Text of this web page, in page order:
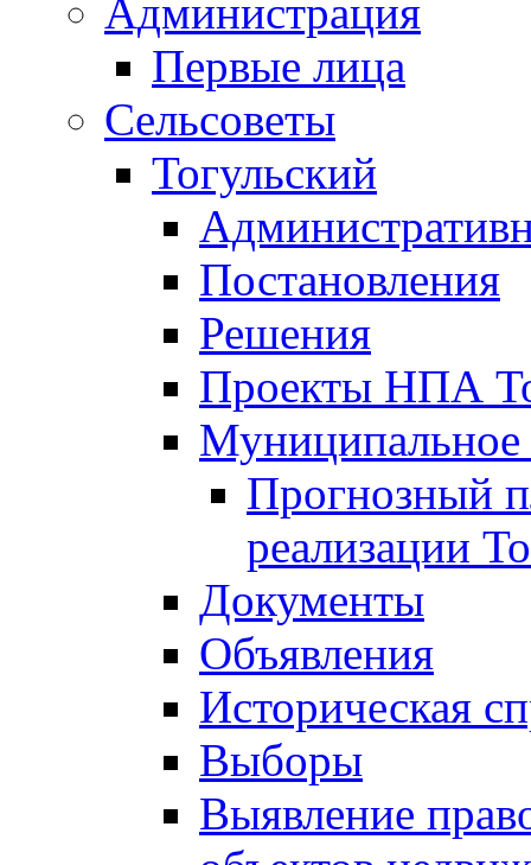
Администрация
Первые лица
Сельсоветы
Тогульский
Постановления
Решения
Проекты НПА
Прогнозный
реализации
Документы
Объявления
Историческая
Выборы
Выявление